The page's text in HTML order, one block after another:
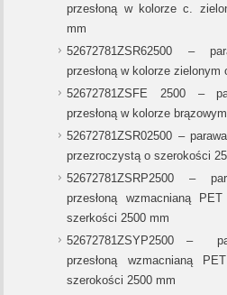
przesłoną w kolorze c.
mm
52672781ZSR62500 –
przesłoną w kolorze
52672781ZSFE 2500 –
przesłoną w kolorze
52672781ZSR02500 –
przezroczystą o szerokości
52672781ZSRP2500 –
przesłoną wzmacnianą
szerkości 2500 mm
52672781ZSYP2500 –
przesłoną wzmacnianą
szerokości 2500 mm